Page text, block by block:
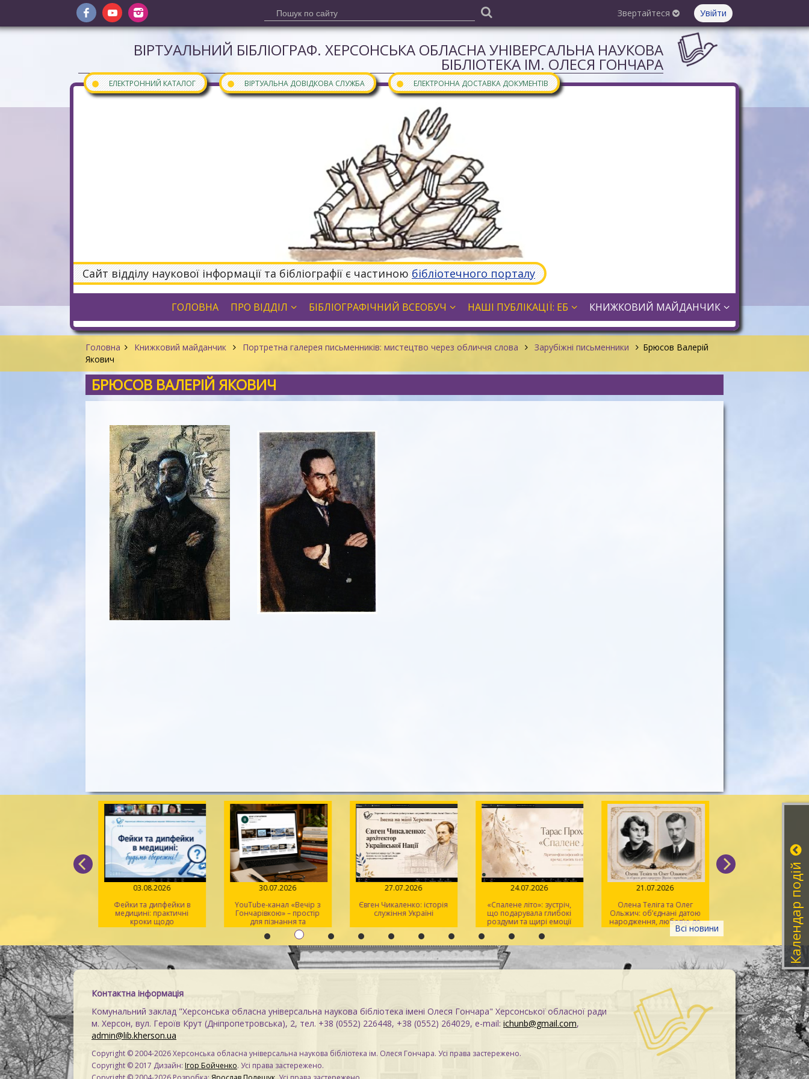
Звертайтеся Увійти
ВІРТУАЛЬНИЙ БІБЛІОГРАФ. ХЕРСОНСЬКА ОБЛАСНА УНІВЕРСАЛЬНА НАУКОВА
БІБЛІОТЕКА ІМ. ОЛЕСЯ ГОНЧАРА
● ЕЛЕКТРОННИЙ КАТАЛОГ ● ВІРТУАЛЬНА ДОВІДКОВА СЛУЖБА ● ЕЛЕКТРОННА ДОСТАВКА ДОКУМЕНТІВ
Сайт відділу наукової інформації та бібліографії є частиною бібліотечного порталу
ГОЛОВНА ПРО ВІДДІЛ БІБЛІОГРАФІЧНИЙ ВСЕОБУЧ НАШІ ПУБЛІКАЦІЇ: ЕБ КНИЖКОВИЙ МАЙДАНЧИК
Головна Книжковий майданчик Портретна галерея письменників: мистецтво через обличчя слова Зарубіжні письменники
Брюсов Валерій
Якович
БРЮСОВ ВАЛЕРІЙ ЯКОВИЧ
Всі новини
03.08.2026
Фейки та дипфейки в
медицині: практичні
кроки щодо
розпізнавання
30.07.2026
YouTube-канал «Вечір з
Гончарівкою» – простір
для пізнання та
натхнення
27.07.2026
Євген Чикаленко: історія
служіння Україні
24.07.2026
«Спалене літо»: зустріч,
що подарувала глибокі
роздуми та щирі емоції
21.07.2026
Олена Теліга та Олег
Ольжич: об’єднані датою
народження, любов’ю до
України та жертовністю
заради неї
20.07.2026
Мистецтво
Контактна інформація
Комунальний заклад "Херсонська обласна універсальна наукова бібліотека імені Олеся Гончара" Херсонської обласної ради
м. Херсон, вул. Героїв Крут (Дніпропетровська), 2, тел. +38 (0552) 226448, +38 (0552) 264029, e-mail: ichunb@gmail.com,
admin@lib.kherson.ua
Copyright © 2004-2026 Херсонська обласна універсальна наукова бібліотека ім. Олеся Гончара. Усі права застережено.
Copyright © 2017 Дизайн: Ігор Бойченко. Усі права застережено.
Календар подій